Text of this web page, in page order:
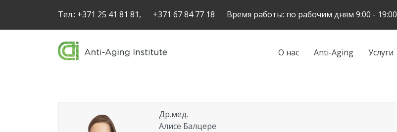
to
main
Тел.: +371 25 41 81 81, +371 67 84 77 18 Время работы: по рабочим дням 9:00 - 19:00
Galvenā
О нас Anti-Aging Услуги
Др.мед.
Алисе Балцере